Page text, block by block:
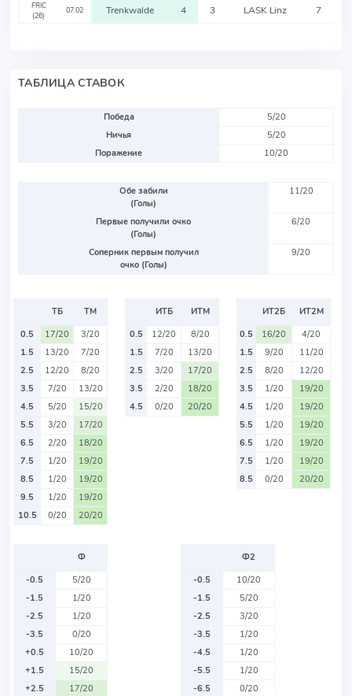
FRIC
(26)
07.02 Trenkwalde 4 3 LASK Linz 7
ТАБЛИЦА СТАВОК
Победа
5/20
Ничья
5/20
Поражение
10/20
Обе забили
(Голы)
11/20
Первые получили очко
(Голы)
6/20
Соперник первым получил
очко (Голы)
9/20
ТБ
ТМ
0.5
17/20
3/20
1.5
13/20
7/20
2.5
12/20
8/20
3.5
7/20
13/20
4.5
5/20
15/20
5.5
3/20
17/20
6.5
2/20
18/20
7.5
1/20
19/20
8.5
1/20
19/20
9.5
1/20
19/20
10.5
0/20 20/20
ИТБ
ИТМ
0.5
12/20
8/20
1.5
7/20
13/20
2.5
3/20
17/20
3.5
2/20
18/20
4.5
0/20 20/20
ИТ2Б
ИТ2М
0.5
16/20
4/20
1.5
9/20
11/20
2.5
8/20
12/20
3.5
1/20
19/20
4.5
1/20
19/20
5.5
1/20
19/20
6.5
1/20
19/20
7.5
1/20
19/20
8.5
0/20 20/20
Ф
-0.5
5/20
-1.5
1/20
-2.5
1/20
-3.5
0/20
+0.5
10/20
+1.5
15/20
+2.5
17/20
Ф2
-0.5
10/20
-1.5
5/20
-2.5
3/20
-3.5
1/20
-4.5
1/20
-5.5
1/20
-6.5
0/20